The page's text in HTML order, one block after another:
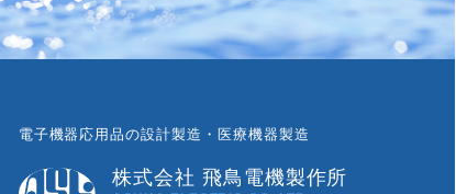
電子機器応用品の設計製造・医療機器製造
株式会社 飛鳥電機製作所